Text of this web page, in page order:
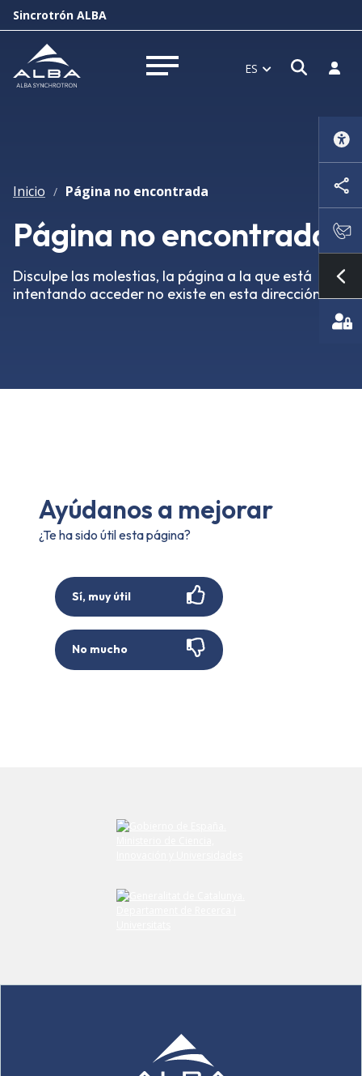
Sincrotrón ALBA
Abrir menú ES Abrir
Inicio / Página no encontrada
Página no encontrada
Disculpe las molestias, la página a la que está
intentando acceder no existe en esta dirección.
Ayúdanos a mejorar
¿Te ha sido útil esta página?
Sí, muy útil
No mucho